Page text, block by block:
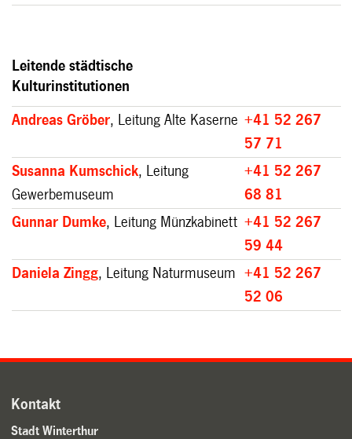
Leitende städtische
Kulturinstitutionen
Andreas Gröber, Leitung Alte Kaserne +41 52 267
57 71
Susanna Kumschick, Leitung
Gewerbemuseum
+41 52 267
68 81
Gunnar Dumke, Leitung Münzkabinett +41 52 267
59 44
Daniela Zingg, Leitung Naturmuseum +41 52 267
52 06
Kontakt
Stadt Winterthur